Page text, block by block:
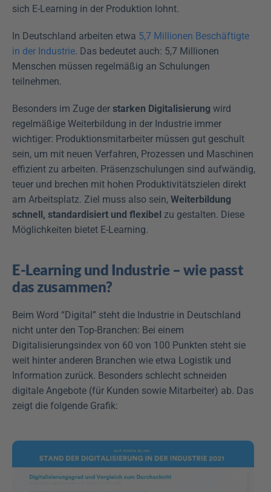
sich E-Learning in der Produktion lohnt.
In Deutschland arbeiten etwa 5,7 Millionen Beschäftigte
in der Industrie. Das bedeutet auch: 5,7 Millionen
Menschen müssen regelmäßig an Schulungen
teilnehmen.
Besonders im Zuge der starken Digitalisierung wird
regelmäßige Weiterbildung in der Industrie immer
wichtiger: Produktionsmitarbeiter müssen gut geschult
sein, um mit neuen Verfahren, Prozessen und Maschinen
effizient zu arbeiten. Präsenzschulungen sind aufwändig,
teuer und brechen mit hohen Produktivitätszielen direkt
am Arbeitsplatz. Ziel muss also sein, Weiterbildung
schnell, standardisiert und flexibel zu gestalten. Diese
Möglichkeiten bietet E-Learning.
E-Learning und Industrie – wie passt
das zusammen?
Beim Word “Digital” steht die Industrie in Deutschland
nicht unter den Top-Branchen: Bei einem
Digitalisierungsindex von 60 von 100 Punkten steht sie
weit hinter anderen Branchen wie etwa Logistik und
Information zurück. Besonders schlecht schneiden
digitale Angebote (für Kunden sowie Mitarbeiter) ab. Das
zeigt die folgende Grafik: